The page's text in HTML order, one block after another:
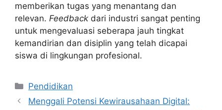
memberikan tugas yang menantang dan
relevan. Feedback dari industri sangat penting
untuk mengevaluasi seberapa jauh tingkat
kemandirian dan disiplin yang telah dicapai
siswa di lingkungan profesional.
Kategori
Pendidikan
Menggali Potensi Kewirausahaan Digital: